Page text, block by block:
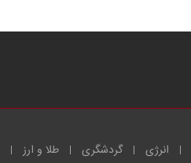
انرژی گردشگری طلا و ارز